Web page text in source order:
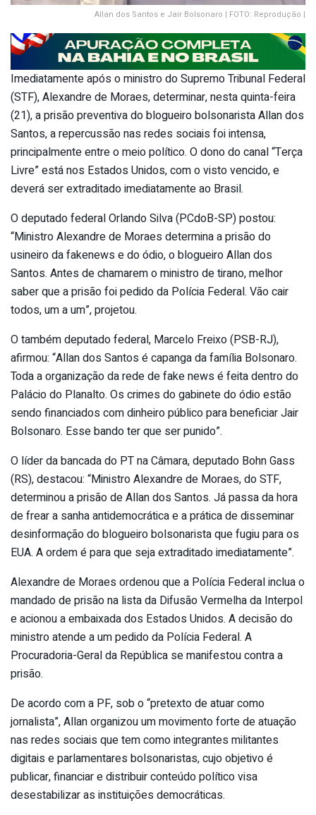
Allan dos Santos e Jair Bolsonaro | FOTO: Reprodução |
Imediatamente após o ministro do Supremo Tribunal Federal
(STF), Alexandre de Moraes, determinar, nesta quinta-feira
(21), a prisão preventiva do blogueiro bolsonarista Allan dos
Santos, a repercussão nas redes sociais foi intensa,
principalmente entre o meio político. O dono do canal “Terça
Livre” está nos Estados Unidos, com o visto vencido, e
deverá ser extraditado imediatamente ao Brasil.
O deputado federal Orlando Silva (PCdoB-SP) postou:
“Ministro Alexandre de Moraes determina a prisão do
usineiro da fakenews e do ódio, o blogueiro Allan dos
Santos. Antes de chamarem o ministro de tirano, melhor
saber que a prisão foi pedido da Polícia Federal. Vão cair
todos, um a um”, projetou.
O também deputado federal, Marcelo Freixo (PSB-RJ),
afirmou: “Allan dos Santos é capanga da família Bolsonaro.
Toda a organização da rede de fake news é feita dentro do
Palácio do Planalto. Os crimes do gabinete do ódio estão
sendo financiados com dinheiro público para beneficiar Jair
Bolsonaro. Esse bando ter que ser punido”.
O líder da bancada do PT na Câmara, deputado Bohn Gass
(RS), destacou: “Ministro Alexandre de Moraes, do STF,
determinou a prisão de Allan dos Santos. Já passa da hora
de frear a sanha antidemocrática e a prática de disseminar
desinformação do blogueiro bolsonarista que fugiu para os
EUA. A ordem é para que seja extraditado imediatamente”.
Alexandre de Moraes ordenou que a Polícia Federal inclua o
mandado de prisão na lista da Difusão Vermelha da Interpol
e acionou a embaixada dos Estados Unidos. A decisão do
ministro atende a um pedido da Polícia Federal. A
Procuradoria-Geral da República se manifestou contra a
prisão.
De acordo com a PF, sob o “pretexto de atuar como
jornalista”, Allan organizou um movimento forte de atuação
nas redes sociais que tem como integrantes militantes
digitais e parlamentares bolsonaristas, cujo objetivo é
publicar, financiar e distribuir conteúdo político visa
desestabilizar as instituições democráticas.